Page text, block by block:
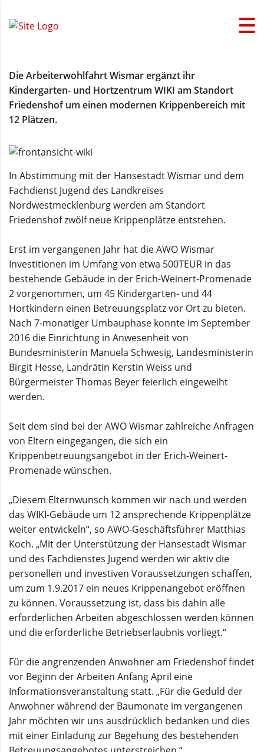
Die Arbeiterwohlfahrt Wismar ergänzt ihr
Kindergarten- und Hortzentrum WIKI am Standort
Friedenshof um einen modernen Krippenbereich mit
12 Plätzen.
In Abstimmung mit der Hansestadt Wismar und dem
Fachdienst Jugend des Landkreises
Nordwestmecklenburg werden am Standort
Friedenshof zwölf neue Krippenplätze entstehen.
Erst im vergangenen Jahr hat die AWO Wismar
Investitionen im Umfang von etwa 500TEUR in das
bestehende Gebäude in der Erich-Weinert-Promenade
2 vorgenommen, um 45 Kindergarten- und 44
Hortkindern einen Betreuungsplatz vor Ort zu bieten.
Nach 7-monatiger Umbauphase konnte im September
2016 die Einrichtung in Anwesenheit von
Bundesministerin Manuela Schwesig, Landesministerin
Birgit Hesse, Landrätin Kerstin Weiss und
Bürgermeister Thomas Beyer feierlich eingeweiht
werden.
Seit dem sind bei der AWO Wismar zahlreiche Anfragen
von Eltern eingegangen, die sich ein
Krippenbetreuungsangebot in der Erich-Weinert-
Promenade wünschen.
„Diesem Elternwunsch kommen wir nach und werden
das WIKI-Gebäude um 12 ansprechende Krippenplätze
weiter entwickeln“, so AWO-Geschäftsführer Matthias
Koch. „Mit der Unterstützung der Hansestadt Wismar
und des Fachdienstes Jugend werden wir aktiv die
personellen und investiven Voraussetzungen schaffen,
um zum 1.9.2017 ein neues Krippenangebot eröffnen
zu können. Voraussetzung ist, dass bis dahin alle
erforderlichen Arbeiten abgeschlossen werden können
und die erforderliche Betriebserlaubnis vorliegt.“
Für die angrenzenden Anwohner am Friedenshof findet
vor Beginn der Arbeiten Anfang April eine
Informationsveranstaltung statt. „Für die Geduld der
Anwohner während der Baumonate im vergangenen
Jahr möchten wir uns ausdrücklich bedanken und dies
mit einer Einladung zur Begehung des bestehenden